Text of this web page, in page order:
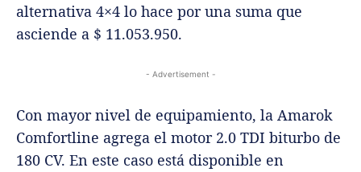
alternativa 4×4 lo hace por una suma que
asciende a $ 11.053.950.
- Advertisement -
Con mayor nivel de equipamiento, la Amarok
Comfortline agrega el motor 2.0 TDI biturbo de
180 CV. En este caso está disponible en